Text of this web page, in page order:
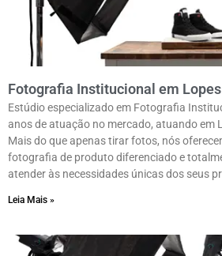
Fotografia Institucional em
Estúdio especializado em Fotografia
anos de atuação no mercado, atuando em
Mais do que apenas tirar fotos, nós
fotografia de produto diferenciado e
atender às necessidades únicas dos seus
Leia Mais »